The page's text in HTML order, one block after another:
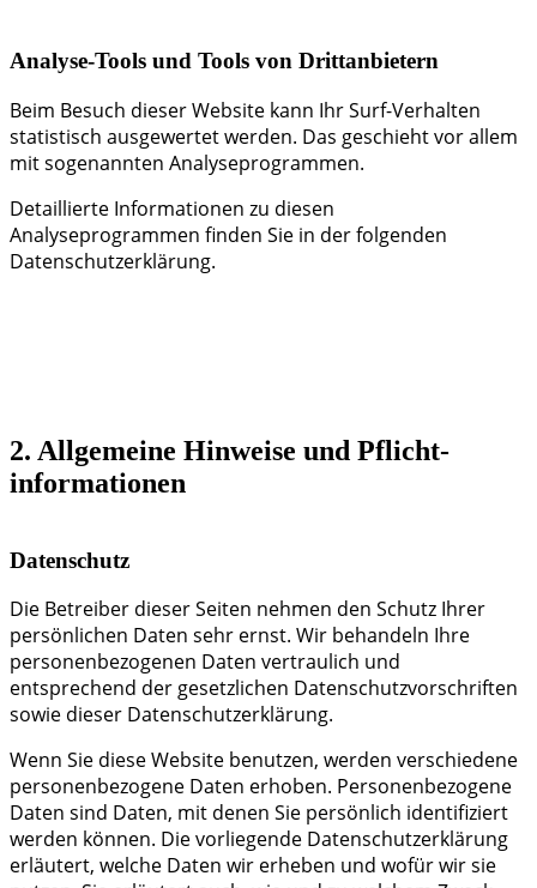
Analyse-Tools und Tools von Dritt­anbietern
Beim Besuch dieser Website kann Ihr Surf-Verhalten
statistisch ausgewertet werden. Das geschieht vor allem
mit sogenannten Analyseprogrammen.
Detaillierte Informationen zu diesen
Analyseprogrammen finden Sie in der folgenden
Datenschutzerklärung.
2. Allgemeine Hinweise und Pflicht­
informationen
Datenschutz
Die Betreiber dieser Seiten nehmen den Schutz Ihrer
persönlichen Daten sehr ernst. Wir behandeln Ihre
personenbezogenen Daten vertraulich und
entsprechend der gesetzlichen Datenschutzvorschriften
sowie dieser Datenschutzerklärung.
Wenn Sie diese Website benutzen, werden verschiedene
personenbezogene Daten erhoben. Personenbezogene
Daten sind Daten, mit denen Sie persönlich identifiziert
werden können. Die vorliegende Datenschutzerklärung
erläutert, welche Daten wir erheben und wofür wir sie